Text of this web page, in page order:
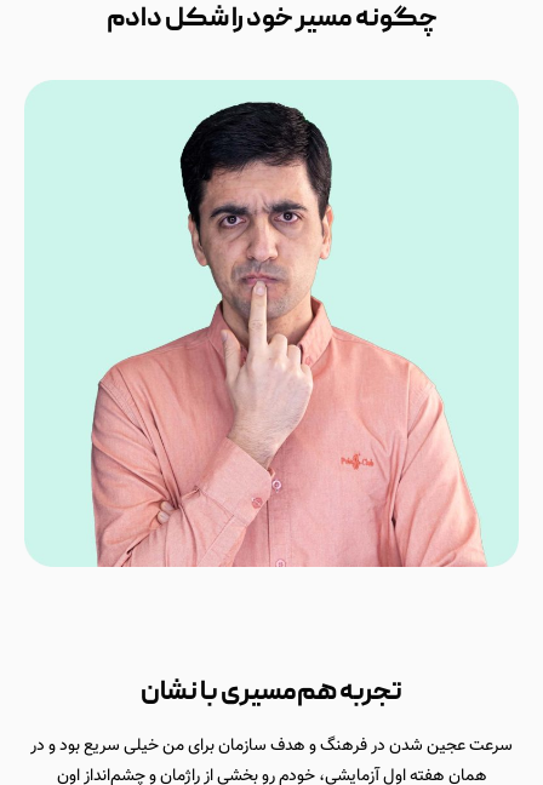
چگونه مسیر خود را شکل دادم
تجربه هم‌مسیری با نشان
سرعت عجین شدن در فرهنگ و هدف سازمان برای من خیلی سریع بود و در
همان هفته اول آزمایشی، خودم رو بخشی از راژمان و چشم‌انداز اون